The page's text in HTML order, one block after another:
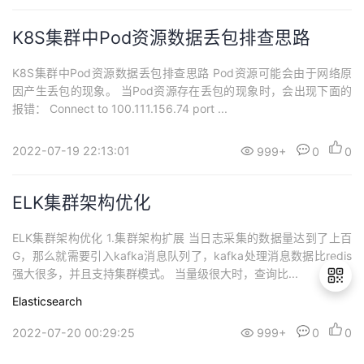
K8S集群中Pod资源数据丢包排查思路
K8S集群中Pod资源数据丢包排查思路 Pod资源可能会由于网络原
因产生丢包的现象。 当Pod资源存在丢包的现象时，会出现下面的
报错： Connect to 100.111.156.74 port ...
2022-07-19 22:13:01 999+ 0 0
ELK集群架构优化
ELK集群架构优化 1.集群架构扩展 当日志采集的数据量达到了上百
G，那么就需要引入kafka消息队列了，kafka处理消息数据比redis
强大很多，并且支持集群模式。 当量级很大时，查询比...
Elasticsearch
2022-07-20 00:29:25 999+ 0 0